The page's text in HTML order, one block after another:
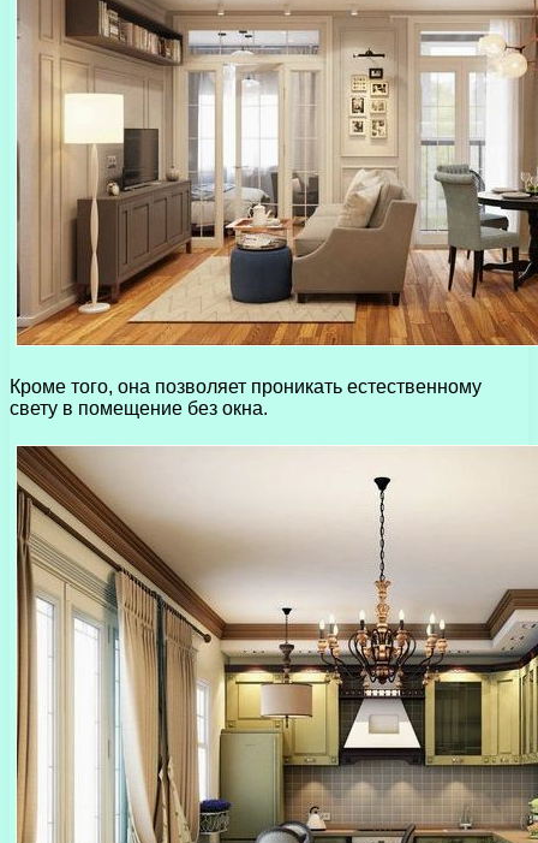
Кроме того, она позволяет проникать естественному
свету в помещение без окна.